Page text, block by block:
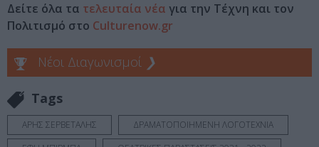
Δείτε όλα τα τελευταία νέα για την Τέχνη και τον
Πολιτισμό στο Culturenow.gr
Νέοι Διαγωνισμοί ❯
Tags
ΑΡΗΣ ΣΕΡΒΕΤΑΛΗΣ
ΔΡΑΜΑΤΟΠΟΙΗΜΕΝΗ ΛΟΓΟΤΕΧΝΙΑ